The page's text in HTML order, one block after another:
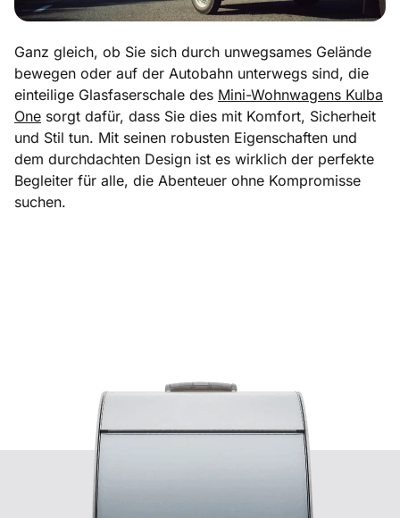
Ganz gleich, ob Sie sich durch unwegsames Gelände
bewegen oder auf der Autobahn unterwegs sind, die
einteilige Glasfaserschale des Mini-Wohnwagens Kulba
One sorgt dafür, dass Sie dies mit Komfort, Sicherheit
und Stil tun. Mit seinen robusten Eigenschaften und
dem durchdachten Design ist es wirklich der perfekte
Begleiter für alle, die Abenteuer ohne Kompromisse
suchen.